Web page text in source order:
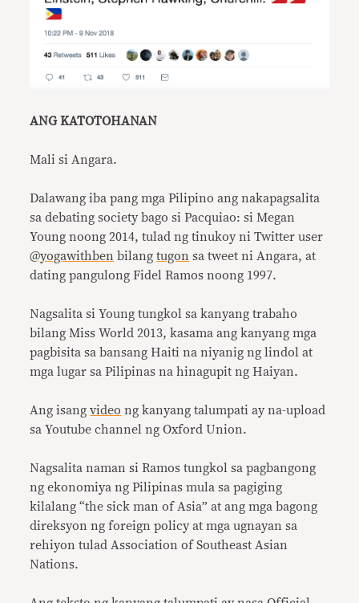
ANG KATOTOHANAN
Mali si Angara.
Dalawang iba pang mga Pilipino ang nakapagsalita
sa debating society bago si Pacquiao: si Megan
Young noong 2014, tulad ng tinukoy ni Twitter user
@yogawithben bilangtugon sa tweet ni Angara, at
dating pangulong Fidel Ramos noong 1997.
Nagsalita si Young tungkol sa kanyang trabaho
bilang Miss World 2013, kasama ang kanyang mga
pagbisita sa bansang Haiti na niyanig ng lindol at
mga lugar sa Pilipinas na hinagupit ng Haiyan.
Ang isangvideo ng kanyang talumpati ay na-upload
sa Youtube channel ng Oxford Union.
Nagsalita naman si Ramos tungkol sa pagbangong
ng ekonomiya ng Pilipinas mula sa pagiging
kilalang “the sick man of Asia” at ang mga bagong
direksyon ng foreign policy at mga ugnayan sa
rehiyon tulad Association of Southeast Asian
Nations.